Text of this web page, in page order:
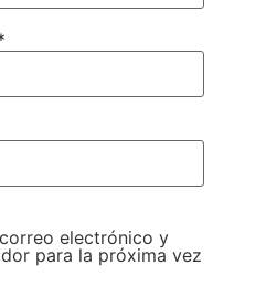
electrónico y
para la próxima vez